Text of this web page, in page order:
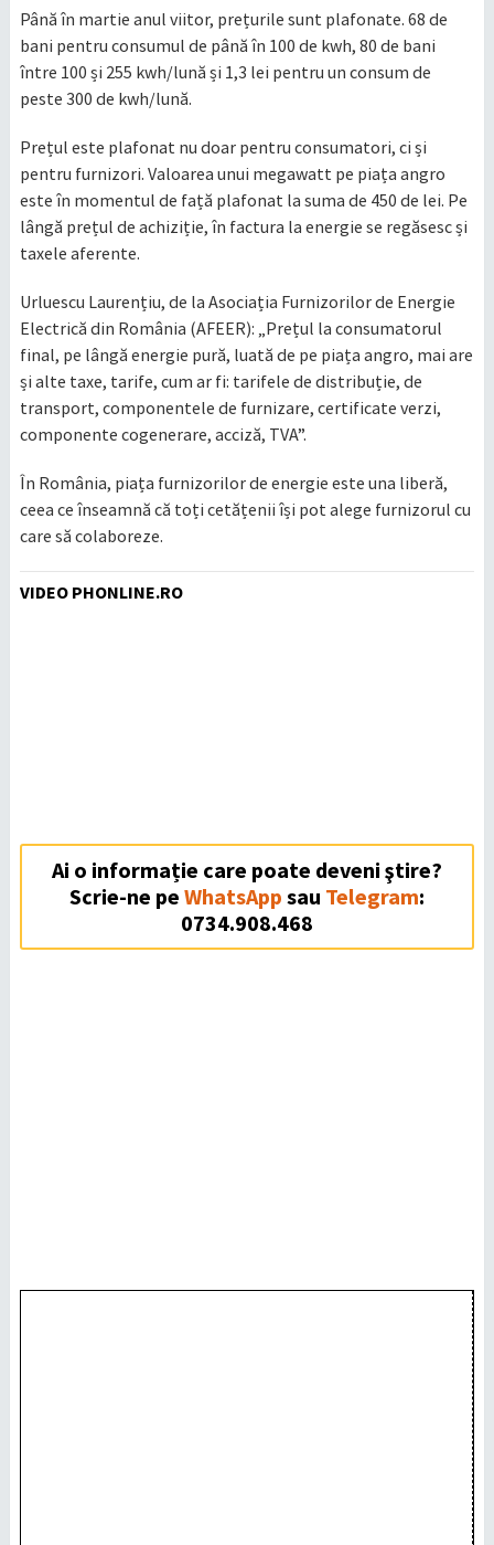
Până în martie anul viitor, prețurile sunt plafonate. 68 de
bani pentru consumul de până în 100 de kwh, 80 de bani
între 100 și 255 kwh/lună și 1,3 lei pentru un consum de
peste 300 de kwh/lună.
Prețul este plafonat nu doar pentru consumatori, ci și
pentru furnizori. Valoarea unui megawatt pe piața angro
este în momentul de față plafonat la suma de 450 de lei. Pe
lângă prețul de achiziție, în factura la energie se regăsesc și
taxele aferente.
Urluescu Laurențiu, de la Asociația Furnizorilor de Energie
Electrică din România (AFEER): „Prețul la consumatorul
final, pe lângă energie pură, luată de pe piața angro, mai are
și alte taxe, tarife, cum ar fi: tarifele de distribuție, de
transport, componentele de furnizare, certificate verzi,
componente cogenerare, acciză, TVA”.
În România, piața furnizorilor de energie este una liberă,
ceea ce înseamnă că toți cetățenii își pot alege furnizorul cu
care să colaboreze.
VIDEO PHONLINE.RO
Ai o informație care poate deveni ştire?
Scrie-ne pe WhatsApp sau Telegram:
0734.908.468